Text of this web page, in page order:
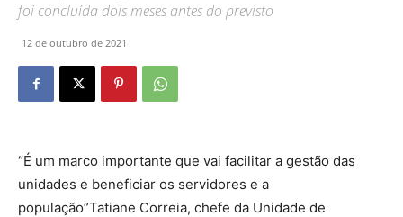
foi concluída dois meses antes do previsto
12 de outubro de 2021
“É um marco importante que vai facilitar a gestão das
unidades e beneficiar os servidores e a
população”Tatiane Correia, chefe da Unidade de